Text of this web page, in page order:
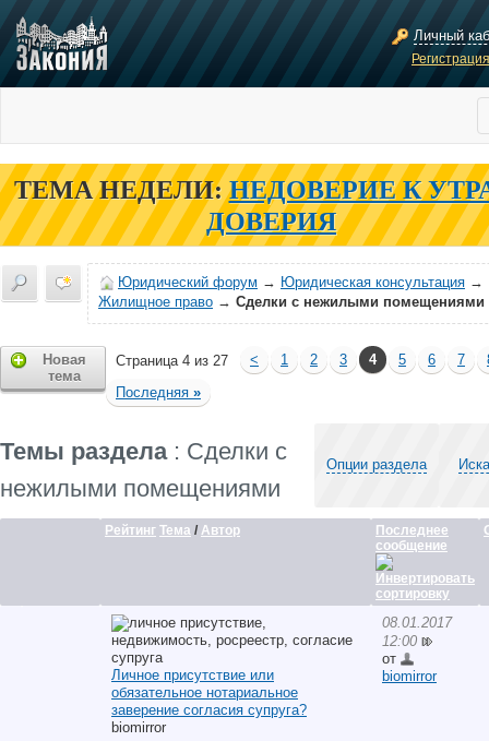
Личный
ТЕМА НЕДЕЛИ: НЕДОВЕРИЕ К
ДОВЕРИЯ
Юридический форум → Юридическая консультация →
Жилищное право → Сделки с нежилыми помещениями
Новая
тема
Страница 4 из 27 < 1 2 3 4 5 6 7
Последняя »
Темы раздела: Сделки с
нежилыми помещениями
Опции раздела
Рейтинг Тема / Автор
Последнее
сообщение
Личное присутствие или
обязательное нотариальное
заверение согласия супруга?
biomirror
08.01.2017
12:00
от
biomirror